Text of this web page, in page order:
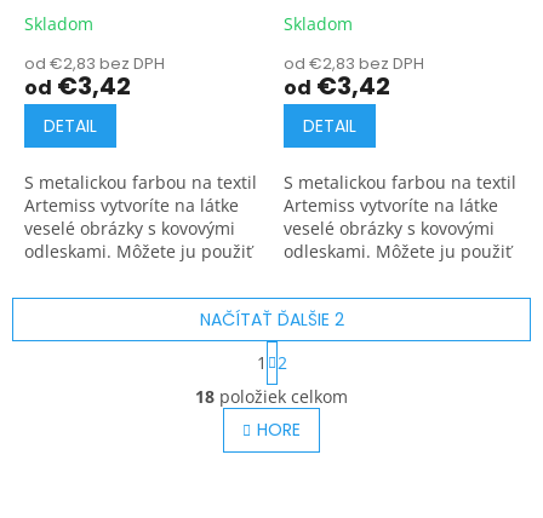
Skladom
od €2,83 bez DPH
od €3,42
DETAIL
S metalickou farbou na textil
Artemiss vytvoríte na látke
veselé obrázky s kovovými
odleskami. Môžete ju použiť
Skladom
od €2,83 bez DPH
od €3,42
DETAIL
S metalickou farbou na textil
Artemiss vytvoríte na látke
veselé obrázky s kovovými
odleskami. Môžete ju použiť
O
v
l
á
NAČÍTAŤ ĎALŠIE 2
S
t
r
á
n
k
1
2
18 položiek celkom
HORE